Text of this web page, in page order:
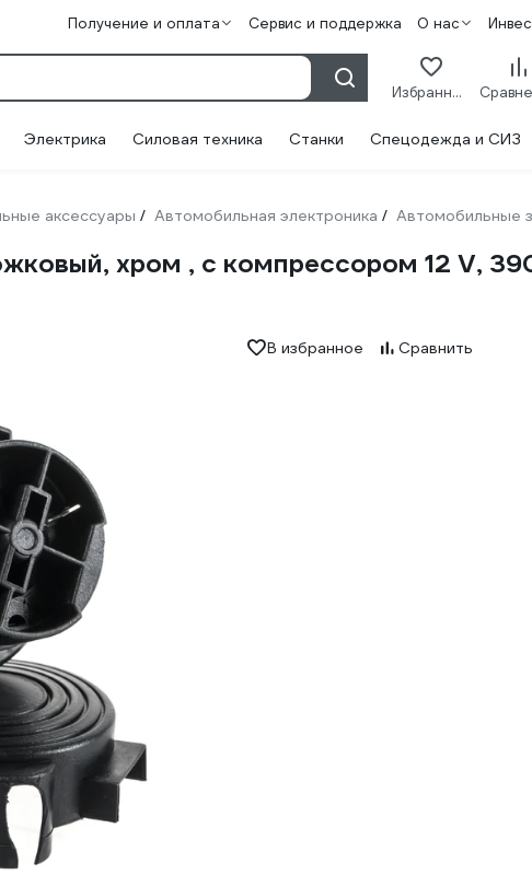
Получение и оплата Сервис и поддержка О нас
Избранное
Электрика Силовая техника Станки Спецодежда и СИЗ
аксессуары / Автомобильная электроника / Автомобильные
хром , с компрессором 12 V,
В избранное Сравнить